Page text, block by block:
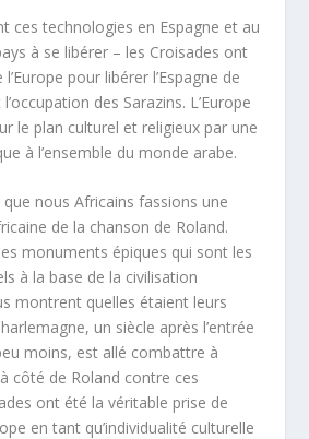
ces technologies en Espagne et au
à se libérer – les Croisades ont
pour libérer l’Espagne de
des Sarazins. L’Europe
le plan culturel et religieux par une
à l’ensemble du monde arabe.
nous Africains fassions une
de la chanson de Roland.
monuments épiques qui sont les
à la base de la civilisation
montrent quelles étaient leurs
un siècle après l’entrée
moins, est allé combattre à
côté de Roland contre ces
ont été la véritable prise de
en tant qu’individualité culturelle